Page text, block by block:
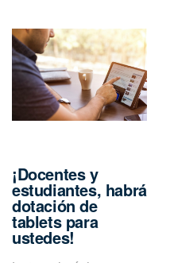
¡Docentes y
estudiantes, habrá
dotación de
tablets para
ustedes!